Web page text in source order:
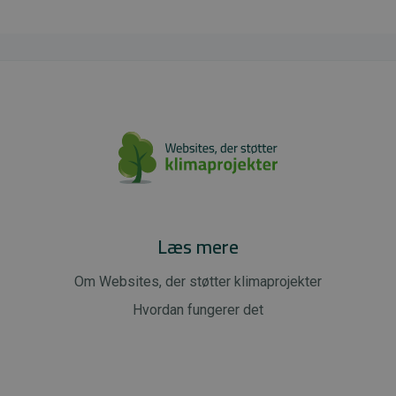
Læs mere
Om Websites, der støtter klimaprojekter
Hvordan fungerer det